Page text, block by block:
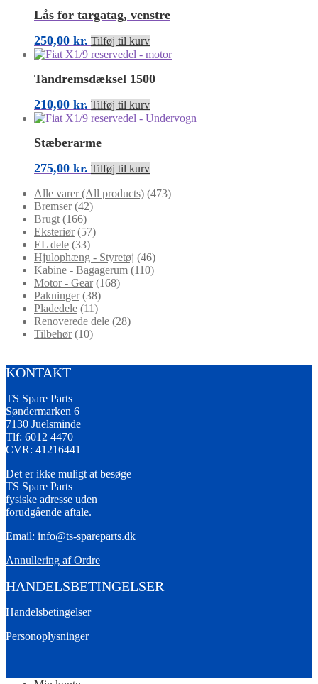
Lås for targatag, venstre
250,00 kr. Tilføj til kurv
Tandremsdæksel 1500
210,00 kr. Tilføj til kurv
Stæberarme
275,00 kr. Tilføj til kurv
Alle varer (All products) (473)
Bremser (42)
Brugt (166)
Eksteriør (57)
EL dele (33)
Hjulophæng - Styretøj (46)
Kabine - Bagagerum (110)
Motor - Gear (168)
Pakninger (38)
Pladedele (11)
Renoverede dele (28)
Tilbehør (10)
KONTAKT
TS Spare Parts
Søndermarken 6
7130 Juelsminde
Tlf: 6012 4470
CVR: 41216441
Det er ikke muligt at besøge
TS Spare Parts
fysiske adresse uden
forudgående aftale.
Email: info@ts-spareparts.dk
Annullering af Ordre
HANDELSBETINGELSER
Handelsbetingelser
Personoplysninger